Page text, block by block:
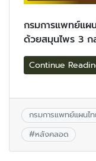
กรมการแพทย์แผ
ด้วยสมุนไพร 3 ก
Continue
กรมการแพทย์แผนไ
#หลังคลอด